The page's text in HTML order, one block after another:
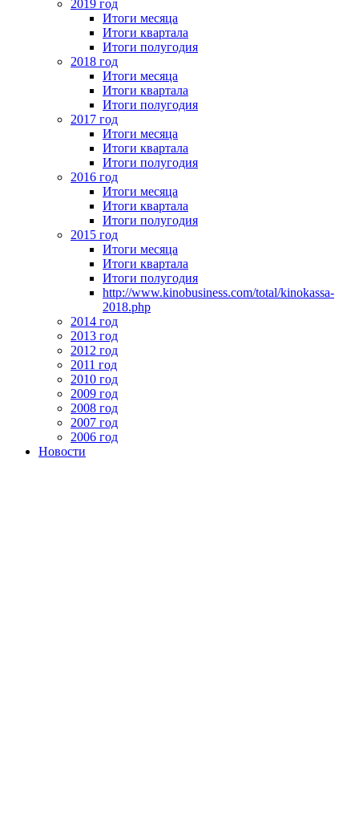
2019 год
Итоги месяца
Итоги квартала
Итоги полугодия
2018 год
Итоги месяца
Итоги квартала
Итоги полугодия
2017 год
Итоги месяца
Итоги квартала
Итоги полугодия
2016 год
Итоги месяца
Итоги квартала
Итоги полугодия
2015 год
Итоги месяца
Итоги квартала
Итоги полугодия
http://www.kinobusiness.com/total/kinokassa-
2018.php
2014 год
2013 год
2012 год
2011 год
2010 год
2009 год
2008 год
2007 год
2006 год
Новости